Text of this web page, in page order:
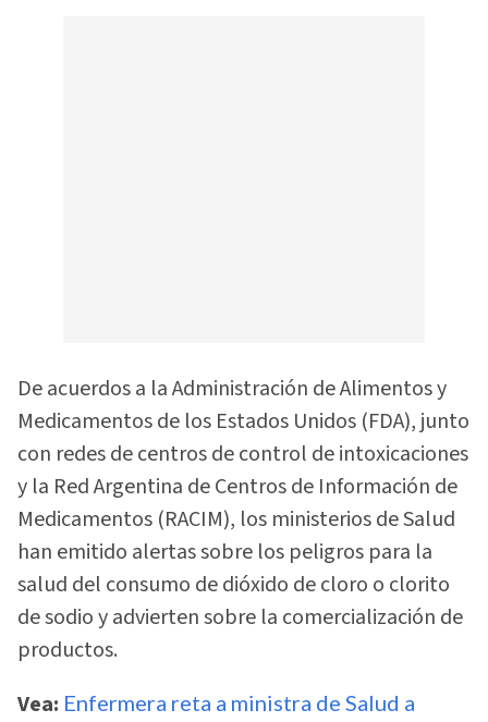
De acuerdos a la Administración de Alimentos y
Medicamentos de los Estados Unidos (FDA), junto
con redes de centros de control de intoxicaciones
y la Red Argentina de Centros de Información de
Medicamentos (RACIM), los ministerios de Salud
han emitido alertas sobre los peligros para la
salud del consumo de dióxido de cloro o clorito
de sodio y advierten sobre la comercialización de
productos.
Vea: Enfermera reta a ministra de Salud a